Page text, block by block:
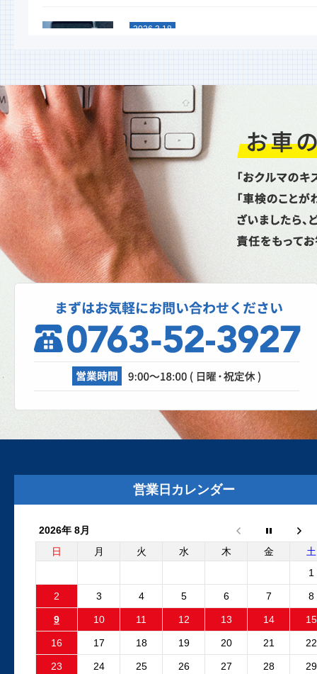
2026.3.18
タイヤ性能比較テスト命を預ける重要なタ
イヤ。単なる噂やネット情...
2026.1.6
新年あけましておめでとうござ
ます
昨年は格別のお引立てを賜り厚く御礼申し
上げます。本年もどうぞよろしくお願い申
し上げます。本日より通常...
スパネージ（スポット溶接機）
理、成功なるか！？
自動車修理工場では、日々さまざまな設備
が活躍しています。リフト、各エアツー
ル、溶接機、診断機etc....
2025.8.29
外装リニューアルしました
た。グレーの建物と新しいロゴマークの看
板が目印です。Google...
フリーランダー2 電動ファンコ
ントロールユニット 純正品と
外品比較
フリーランダー2でエンジン停止後も電動
ファンが回り続ける故障が発生しました。
故障原因はファンコントロ...
営業日カレンダー
2026年 8月
日
月 火 水 木 金
土
1
2 3 4 5 6 7 8
9 10 11 12 13 14 15
16 17 18 19 20 21 22
23 24 25 26 27 28 29